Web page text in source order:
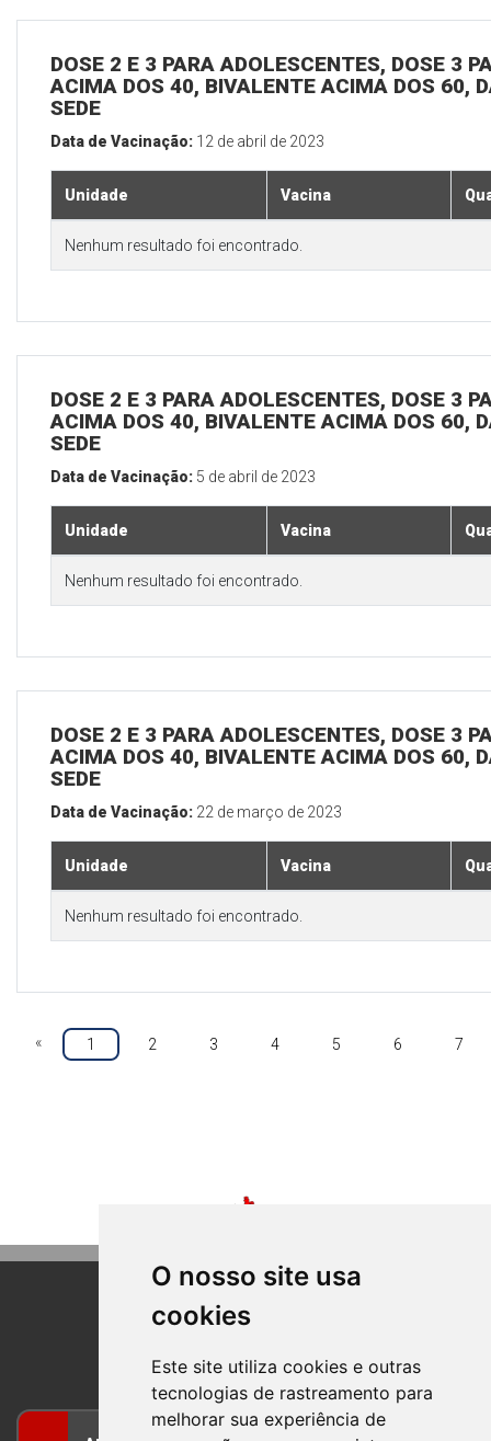
O nosso site usa
cookies
Este site utiliza cookies e outras
tecnologias de rastreamento para
melhorar sua experiência de
DOSE 2 E 3 PARA ADOLESCENTES, DOSE 3
ACIMA DOS 40, BIVALENTE ACIMA DOS 60,
SEDE
Data de Vacinação: 12 de abril de 2023
Unidade Vacina
Nenhum resultado foi encontrado.
DOSE 2 E 3 PARA ADOLESCENTES, DOSE 3
ACIMA DOS 40, BIVALENTE ACIMA DOS 60,
SEDE
Data de Vacinação: 5 de abril de 2023
Unidade Vacina
Nenhum resultado foi encontrado.
DOSE 2 E 3 PARA ADOLESCENTES, DOSE 3
ACIMA DOS 40, BIVALENTE ACIMA DOS 60,
SEDE
Data de Vacinação: 22 de março de 2023
Unidade Vacina
Nenhum resultado foi encontrado.
« 1 2 3 4 5 6 7
BOM PRINCIPIO
RIO GRANDE DO SUL